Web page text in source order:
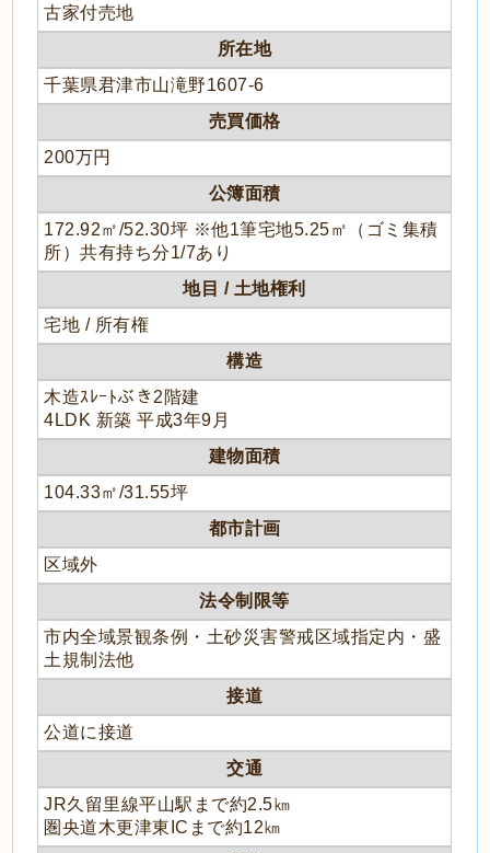
古家付売地
所在地
千葉県君津市山滝野1607-6
売買価格
200万円
公簿面積
172.92㎡/52.30坪 ※他1筆宅地5.25㎡（ゴミ集積
所）共有持ち分1/7あり
地目 / 土地権利
宅地 / 所有権
構造
木造ｽﾚｰﾄぶき2階建
4LDK 新築 平成3年9月
建物面積
104.33㎡/31.55坪
都市計画
区域外
法令制限等
市内全域景観条例・土砂災害警戒区域指定内・盛
土規制法他
接道
公道に接道
交通
JR久留里線平山駅まで約2.5㎞
圏央道木更津東ICまで約12㎞